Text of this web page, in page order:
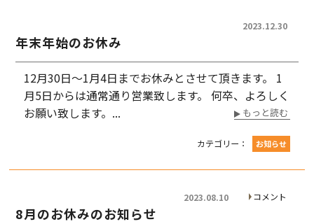
年末年始のお休み
2023.12.30
12月30日〜1月4日までお休みとさせて頂きます。 1
月5日からは通常通り営業致します。 何卒、よろしく
お願い致します。...
もっと読む
カテゴリー： お知らせ
8月のお休みのお知らせ
2023.08.10 コメント